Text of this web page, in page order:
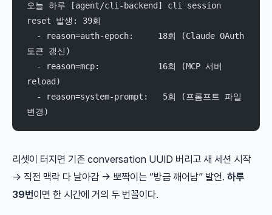
오늘 하루 [agent/cli-backend] cli session
reset 발생: 39회
토큰 갱신)
reload)
변경)
리셋이 터지면 기존 conversation UUID 버리고 새 세션 시작
→ 직전 맥락 다 날아감 → 뽀짝이는 “방금 깨어남” 발언. 하루
39번이면 한 시간에 거의 두 번꼴이다.